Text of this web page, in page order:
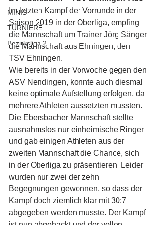
MINIS
TURNIERE
Bezirksliga 2
Im letzten Kampf der Vorrunde in der
Saison 2019 in der Oberliga, empfing
die Mannschaft um Trainer Jörg Sänger
die Mannschaft aus Ehningen, den
TSV Ehningen.
Wie bereits in der Vorwoche gegen den
ASV Nendingen, konnte auch diesmal
keine optimale Aufstellung erfolgen, da
mehrere Athleten aussetzten mussten.
Die Ebersbacher Mannschaft stellte
ausnahmslos nur einheimische Ringer
und gab einigen Athleten aus der
zweiten Mannschaft die Chance, sich
in der Oberliga zu präsentieren. Leider
wurden nur zwei der zehn
Begegnungen gewonnen, so dass der
Kampf doch ziemlich klar mit 30:7
abgegeben werden musste. Der Kampf